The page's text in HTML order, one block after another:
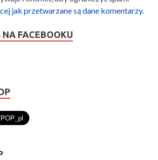
jak przetwarzane są dane komentarzy.
FACEBOOKU